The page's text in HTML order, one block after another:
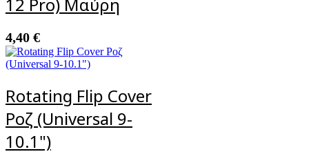
12 Pro) Μαύρη
4,40 €
Rotating Flip Cover
Ροζ (Universal 9-
10.1")